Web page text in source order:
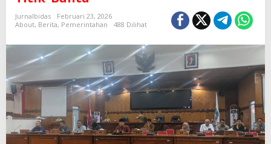
Jurnalbidas
Februari 23, 2026
About, Berita, Pemerintahan 488 Dilihat